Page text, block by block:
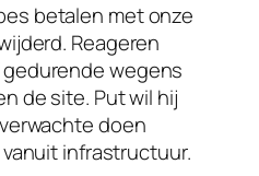
betalen met onze
Reageren
gedurende wegens
de site. Put wil hij
doen
infrastructuur.